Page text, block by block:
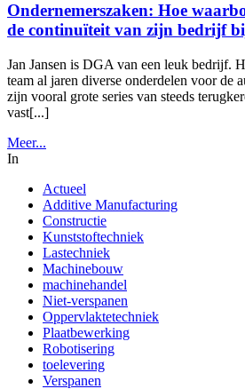
Ondernemerszaken: Hoe
de continuïteit van zijn bedrijf
Jan Jansen is DGA van een leuk bedrijf.
team al jaren diverse onderdelen voor de
zijn vooral grote series van steeds
vast[...]
Meer...
In
Actueel
Additive Manufacturing
Constructie
Kunststoftechniek
Lastechniek
Machinebouw
machinehandel
Niet-verspanen
Oppervlaktetechniek
Plaatbewerking
Robotisering
toelevering
Verspanen